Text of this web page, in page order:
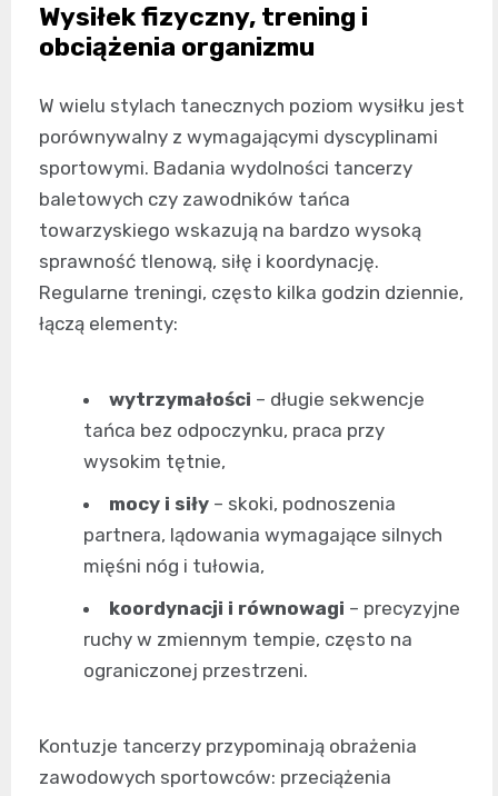
Wysiłek fizyczny, trening i
obciążenia organizmu
W wielu stylach tanecznych poziom wysiłku jest
porównywalny z wymagającymi dyscyplinami
sportowymi. Badania wydolności tancerzy
baletowych czy zawodników tańca
towarzyskiego wskazują na bardzo wysoką
sprawność tlenową, siłę i koordynację.
Regularne treningi, często kilka godzin dziennie,
łączą elementy:
wytrzymałości – długie sekwencje
tańca bez odpoczynku, praca przy
wysokim tętnie,
mocy i siły – skoki, podnoszenia
partnera, lądowania wymagające silnych
mięśni nóg i tułowia,
koordynacji i równowagi – precyzyjne
ruchy w zmiennym tempie, często na
ograniczonej przestrzeni.
Kontuzje tancerzy przypominają obrażenia
zawodowych sportowców: przeciążenia